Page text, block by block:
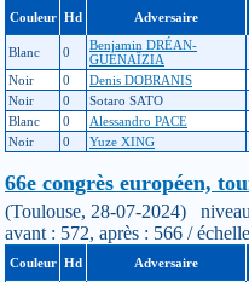
Couleur Hd Adversaire
Blanc
0
Benjamin DRÉAN-
GUÉNAÏZIA
Noir
0 Denis DOBRANIS
Noir
0 Sotaro SATO
Blanc
0 Alessandro PACE
Noir
0 Yuze XING
66e congrès européen,
(Toulouse, 28-07-2024)
avant : 572, après : 566 /
Couleur Hd Adversaire